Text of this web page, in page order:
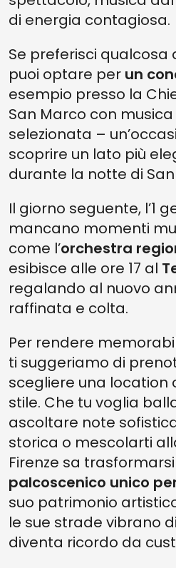
di energia contagiosa.
Se preferisci qualcosa
puoi optare per un
esempio presso la
San Marco con
selezionata –
scoprire un lato più
durante la notte di San
Il giorno seguente, l’1
mancano momenti
come l’orchestra
esibisce alle ore 17 al
regalando al nuovo
raffinata e colta.
Per rendere
ti suggeriamo di
scegliere una location
stile. Che tu voglia
ascoltare note
storica o mescolarti
Firenze sa
palcoscenico unico
suo patrimonio
le sue strade vibrano
diventa ricordo da